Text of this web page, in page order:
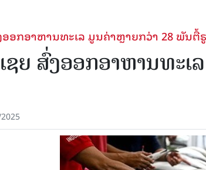
ອອກອາຫານທະເລ ມູນຄ່າຫຼາຍກວ່າ 28 ພັນຕື້
ຊຍ ສົ່ງອອກອາຫານທະ